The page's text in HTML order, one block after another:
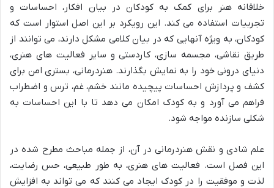
خلاقانه هنر برای کمک به کودکان در بیان افکار، احساسات و
تجربیات استفاده می کند. این رویکرد بر این اصل استوار است که
کودکان، به ویژه آنهایی که در بیان کلامی مشکل دارند، می توانند از
طریق نقاشی، مجسمه سازی، کاردستی و سایر فعالیت های هنری،
دنیای درونی خود را به نمایش بگذارند. هنردرمانی، بستری امن برای
کشف و پردازش احساسات پیچیده مانند خشم، غم، ترس و اضطراب
فراهم می آورد و به کودک امکان می دهد تا با این احساسات به
شکلی سازنده مواجه شود.
علم شادی و نقش هنردرمانی در آن، از جمله مباحث مطرح شده در
این فصل است. فعالیت های هنری، به طور طبیعی، حس رضایت،
لذت و موفقیت را در کودک ایجاد می کنند که می تواند به افزایش